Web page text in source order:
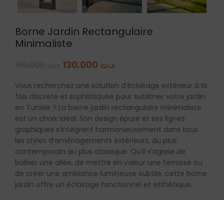
Borne Jardin Rectangulaire
Minimaliste
د.ت
Vous recherchez une solution d’éclairage extérieur à la
fois discrète et sophistiquée pour sublimer votre jardin
en Tunisie ? La borne jardin rectangulaire minimaliste
est un choix idéal. Son design épuré et ses lignes
graphiques s’intègrent harmonieusement dans tous
les styles d’aménagements extérieurs, du plus
contemporain au plus classique. Qu’il s’agisse de
baliser une allée, de mettre en valeur une terrasse ou
de créer une ambiance lumineuse subtile, cette borne
jardin offre un éclairage fonctionnel et esthétique.